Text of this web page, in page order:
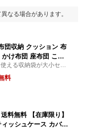
なる場合があります。
団収納 クッション 布
かけ布団 座布団 こた
ンケット サンベルム
収納袋大小セット
える収納袋が大小セッ
料
料無料 【在庫限り】
ィッシュケース カバー